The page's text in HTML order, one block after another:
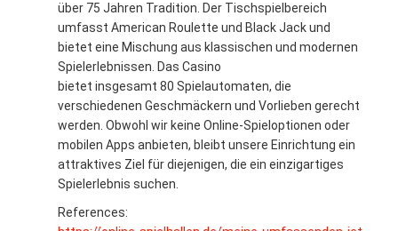
über 75 Jahren Tradition. Der Tischspielbereich
umfasst American Roulette und Black Jack und
bietet eine Mischung aus klassischen und modernen
Spielerlebnissen. Das Casino
bietet insgesamt 80 Spielautomaten, die
verschiedenen Geschmäckern und Vorlieben gerecht
werden. Obwohl wir keine Online-Spieloptionen oder
mobilen Apps anbieten, bleibt unsere Einrichtung ein
attraktives Ziel für diejenigen, die ein einzigartiges
Spielerlebnis suchen.
References: